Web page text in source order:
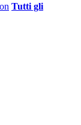
Tutti gli